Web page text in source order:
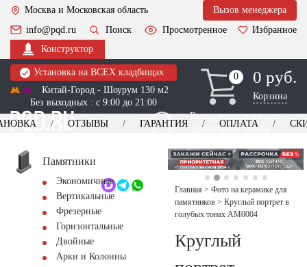
Москва и Московская область
Вызов менеджера
info@pqd.ru
Поиск Просмотренное
Избранное
Конструктор
Установка на ВСЕХ кладбищах
Китай-Город - Шоурум 130 м2
Без выходных : с 9:00 до 21:00
0
0 0 руб.
Корзина
Выезд менеджера для
оформления заказа
+7 (495) 518-44-23
Обратный звонок
ОТЗЫВЫ ГАРАНТИЯ ОПЛАТА
Памятники
Экономичные
Вертикальные
Фрезерные
Горизонтальные
Двойные
Арки и Колонны
Главная > Фото на керамике для
памятников > Круглый портрет в
голубых тонах AM0004
Круглый